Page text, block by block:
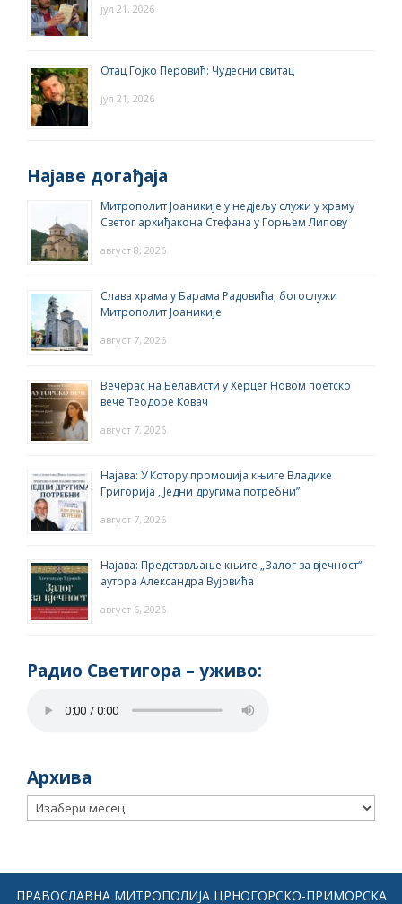
јул 21, 2026
Отац Гојко Перовић: Чудесни свитац
јул 21, 2026
Најаве догађаја
Митрополит Јоаникије у недјељу служи у храму
Светог архиђакона Стефана у Горњем Липову
август 8, 2026
Слава храма у Барама Радовића, богослужи
Митрополит Јоаникије
август 7, 2026
Вечерас на Белависти у Херцег Новом поетско
вече Теодоре Ковач
август 7, 2026
Најава: У Котору промоција књиге Владике
Григорија ,,Једни другима потребни”
август 7, 2026
Најава: Представљање књиге „Залог за вјечност“
аутора Александра Вујовића
август 6, 2026
Радио Светигора – yживо:
Архива
Архива
ПРАВОСЛАВНА МИТРОПОЛИЈА ЦРНОГОРСКО-ПРИМОРСКА